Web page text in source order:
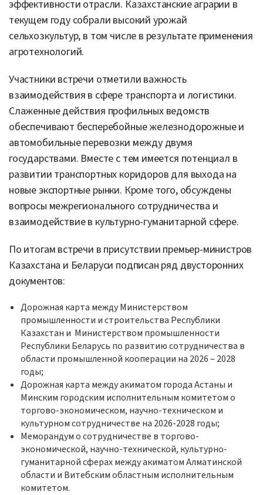
эффективности отрасли. Казахстанские аграрии в
текущем году собрали высокий урожай
сельхозкультур, в том числе в результате применения
агротехнологий.
Участники встречи отметили важность
взаимодействия в сфере транспорта и логистики.
Слаженные действия профильных ведомств
обеспечивают бесперебойные железнодорожные и
автомобильные перевозки между двумя
государствами. Вместе с тем имеется потенциал в
развитии транспортных коридоров для выхода на
новые экспортные рынки. Кроме того, обсуждены
вопросы межрегионального сотрудничества и
взаимодействие в культурно-гуманитарной сфере.
По итогам встречи в присутствии премьер-министров
Казахстана и Беларуси подписан ряд двусторонних
документов:
Дорожная карта между Министерством
промышленности и строительства Республики
Казахстан и Министерством промышленности
Республики Беларусь по развитию сотрудничества в
области промышленной кооперации на 2026 – 2028
годы;
Дорожная карта между акиматом города Астаны и
Минским городским исполнительным комитетом о
торгово-экономическом, научно-техническом и
культурном сотрудничестве на 2026-2028 годы;
Меморандум о сотрудничестве в торгово-
экономической, научно-технической, культурно-
гуманитарной сферах между акиматом Алматинской
области и Витебским областным исполнительным
комитетом.